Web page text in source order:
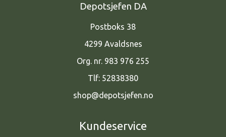
Depotsjefen DA
Postboks 38
4299 Avaldsnes
Org. nr. 983 976 255
Tlf: 52838380
shop@depotsjefen.no
Kundeservice